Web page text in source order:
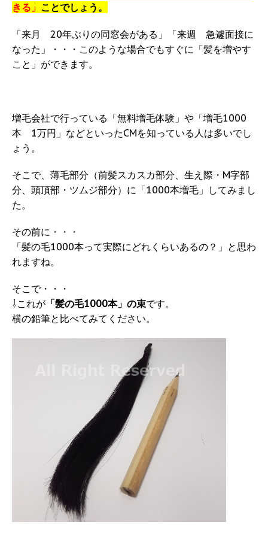
きる」 ことでしょう。
「来月 20年ぶりの同窓会がある」「来週 急遽面接に
なった」・・・このような場合でもすぐに「髪を増やす
こと」ができます。
増毛会社で行っている「無料増毛体験」や「増毛1000
本 1万円」などといったCMを知っている人は多いでし
ょう。
そこで、薄毛部分（前髪スカスカ部分、生え際・M字部
分、頭頂部・ツムジ部分）に「1000本増毛」してみまし
た。
その前に・・・
「髪の毛1000本って実際にどれくらいあるの？」と思わ
れますね。
そこで・・・
⇩これが 「髪の毛1000本」の束です。
横の鉛筆と比べてみてください。